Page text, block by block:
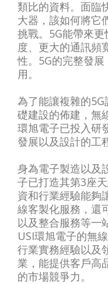
類比的資料。面臨
大器，該如何將它
挑戰。5G能帶來
度、更大的通訊頻
性。5G的完整發
用。
為了能讓複雜的
礎建設的佈建，無
環旭電子已投入研
發展以及設計的工
身為電子製造以及
子已打造其第3座
資和行業經驗能夠
線客製化服務，還
以及整合服務等一
USI環旭電子的無
行業實務經驗以及
業，能提供客戶高
的市場競爭力。